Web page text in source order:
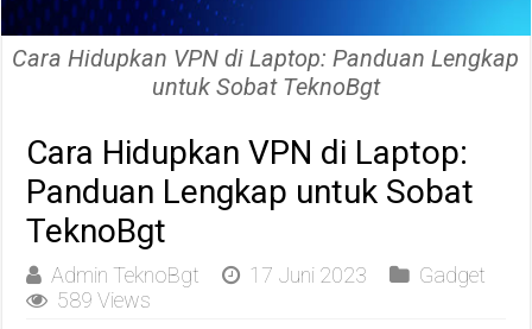
Cara Hidupkan VPN di Laptop: Panduan Lengkap
untuk Sobat TeknoBgt
Cara Hidupkan VPN di Laptop:
Panduan Lengkap untuk Sobat
TeknoBgt
Admin TeknoBgt 17 Juni 2023
Gadget
589 Views